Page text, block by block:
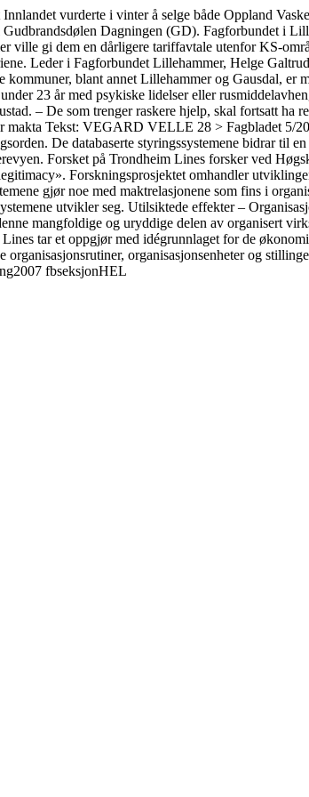
vurderte i vinter å selge både Oppland
Dagningen (GD). Fagforbundet i
ville gi dem en dårligere tariffavtale utenfor KS-
Leder i Fagforbundet Lillehammer, Helge
kommuner, blant annet Lillehammer og Gausdal,
23 år med psykiske lidelser eller
– De som trenger raskere hjelp, skal fortsatt
Tekst: VEGARD VELLE 28 > Fagbladet 5/
De databaserte styringssystemene bidrar til
Forsket på Trondheim Lines forsker ved
Forskningsprosjektet omhandler
gjør noe med maktrelasjonene som fins i
utvikler seg. Utilsiktede effekter –
mangfoldige og uryddige delen av organisert
tar et oppgjør med idégrunnlaget for de
organisasjonsrutiner, organisasjonsenheter og
fbseksjonHEL